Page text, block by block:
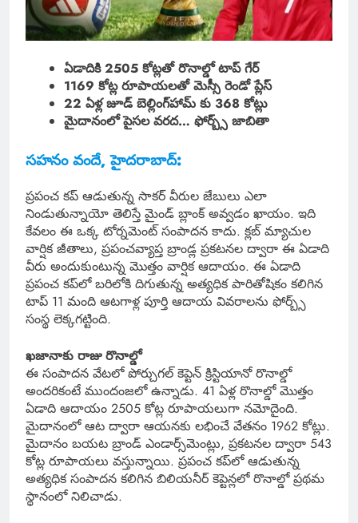
ఏడాదికి 2505 కోట్లతో రొనాల్డో టాప్ గేర్
1169 కోట్ల రూపాయలతో మెస్సీ రెండో ప్లేస్
22 ఏళ్ల జూడ్ బెల్లింగ్‌హామ్ కు 368 కోట్లు
మైదానంలో పైసల వరద… ఫోర్బ్స్ జాబితా
సహనం వందే, హైదరాబాద్:
ప్రపంచ కప్ ఆడుతున్న సాకర్ వీరుల జేబులు ఎలా
నిండుతున్నాయో తెలిస్తే మైండ్ బ్లాంక్ అవ్వడం ఖాయం. ఇది
కేవలం ఈ ఒక్క టోర్నమెంట్ సంపాదన కాదు. క్లబ్ మ్యాచుల
వార్షిక జీతాలు, ప్రపంచవ్యాప్త బ్రాండ్ల ప్రకటనల ద్వారా ఈ ఏడాది
వీరు అందుకుంటున్న మొత్తం వార్షిక ఆదాయం. ఈ ఏడాది
ప్రపంచ కప్‌లో బరిలోకి దిగుతున్న అత్యధిక పారితోషికం కలిగిన
టాప్ 11 మంది ఆటగాళ్ల పూర్తి ఆదాయ వివరాలను ఫోర్బ్స్
సంస్థ లెక్కగట్టింది.
ఖజానాకు రాజు రొనాల్డో
ఈ సంపాదన వేటలో పోర్చుగల్ కెప్టెన్ క్రిస్టియానో రొనాల్డో
అందరికంటే ముందంజలో ఉన్నాడు. 41 ఏళ్ల రొనాల్డో మొత్తం
ఏడాది ఆదాయం 2505 కోట్ల రూపాయలుగా నమోదైంది.
మైదానంలో ఆట ద్వారా ఆయనకు లభించే వేతనం 1962 కోట్లు.
మైదానం బయట బ్రాండ్ ఎండార్స్‌మెంట్లు, ప్రకటనల ద్వారా 543
కోట్ల రూపాయలు వస్తున్నాయి. ప్రపంచ కప్‌లో ఆడుతున్న
అత్యధిక సంపాదన కలిగిన బిలియనీర్ కెప్టెన్లలో రొనాల్డో ప్రథమ
స్థానంలో నిలిచాడు.